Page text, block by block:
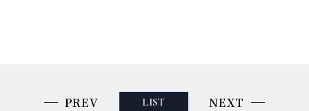
PREV LIST NEXT